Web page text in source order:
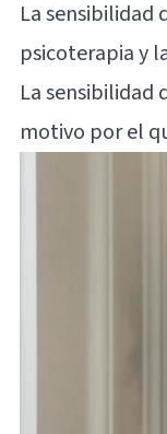
La sensibilidad
psicoterapia y
La sensibilidad
motivo por el